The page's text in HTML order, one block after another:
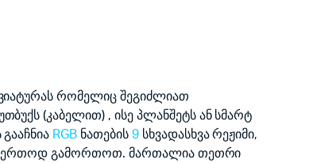
რომელიც შეგიძლიათ
(კაბელით) , ისე პლანშეტს ან სმარტ
RGB ნათების 9სხვადასხვა რეჟიმი,
გამორთოთ. მართალია თეთრი